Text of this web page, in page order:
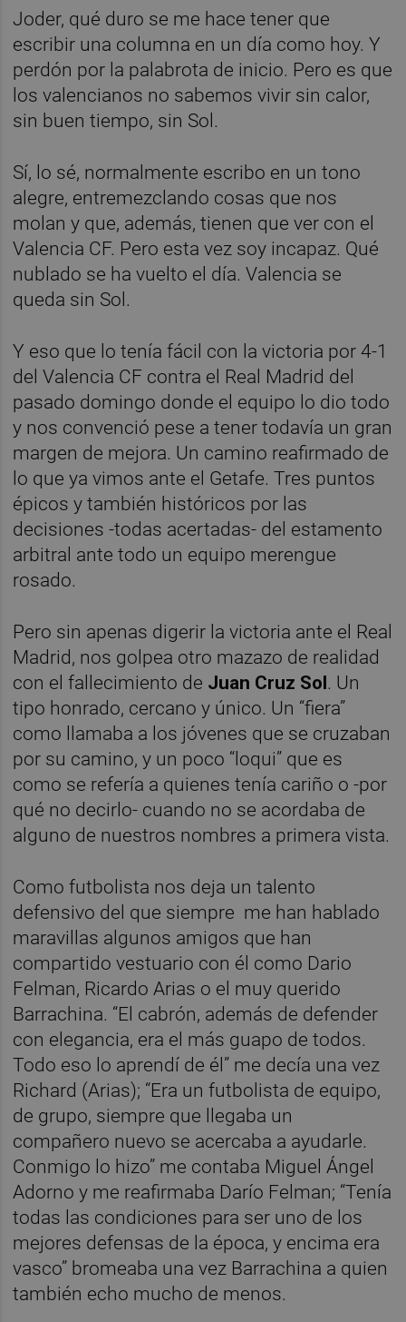
Joder, qué duro se me hace tener que
escribir una columna en un día como hoy. Y
perdón por la palabrota de inicio. Pero es que
los valencianos no sabemos vivir sin calor,
sin buen tiempo, sin Sol.
Sí, lo sé, normalmente escribo en un tono
alegre, entremezclando cosas que nos
molan y que, además, tienen que ver con el
Valencia CF. Pero esta vez soy incapaz. Qué
nublado se ha vuelto el día. Valencia se
queda sin Sol.
Y eso que lo tenía fácil con la victoria por 4-1
del Valencia CF contra el Real Madrid del
pasado domingo donde el equipo lo dio todo
y nos convenció pese a tener todavía un gran
margen de mejora. Un camino reafirmado de
lo que ya vimos ante el Getafe. Tres puntos
épicos y también históricos por las
decisiones -todas acertadas- del estamento
arbitral ante todo un equipo merengue
rosado.
Pero sin apenas digerir la victoria ante el Real
Madrid, nos golpea otro mazazo de realidad
con el fallecimiento de Juan Cruz Sol. Un
tipo honrado, cercano y único. Un “fiera”
como llamaba a los jóvenes que se cruzaban
por su camino, y un poco “loqui” que es
como se refería a quienes tenía cariño o -por
qué no decirlo- cuando no se acordaba de
alguno de nuestros nombres a primera vista.
Como futbolista nos deja un talento
defensivo del que siempre me han hablado
maravillas algunos amigos que han
compartido vestuario con él como Dario
Felman, Ricardo Arias o el muy querido
Barrachina. “El cabrón, además de defender
con elegancia, era el más guapo de todos.
Todo eso lo aprendí de él” me decía una vez
Richard (Arias); “Era un futbolista de equipo,
de grupo, siempre que llegaba un
compañero nuevo se acercaba a ayudarle.
Conmigo lo hizo” me contaba Miguel Ángel
Adorno y me reafirmaba Darío Felman; “Tenía
todas las condiciones para ser uno de los
mejores defensas de la época, y encima era
vasco” bromeaba una vez Barrachina a quien
también echo mucho de menos.